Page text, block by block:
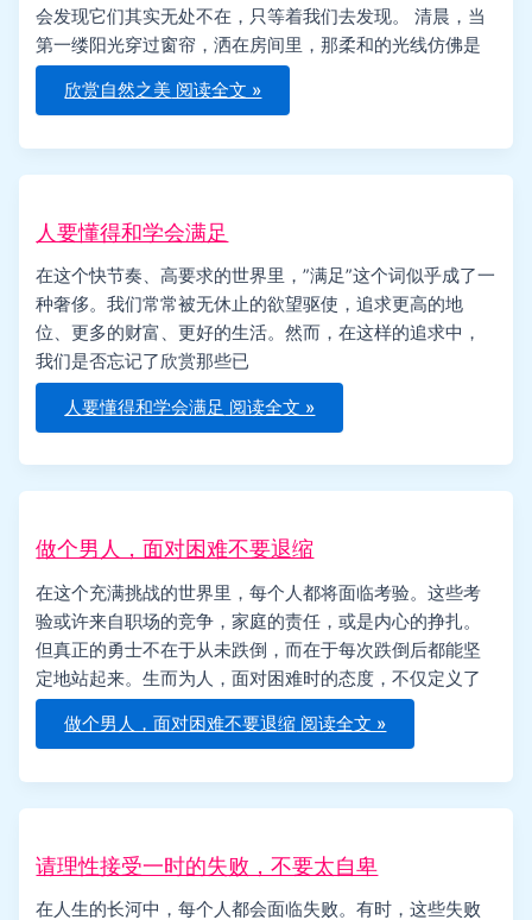
会发现它们其实无处不在，只等着我们去发现。 清晨，当
第一缕阳光穿过窗帘，洒在房间里，那柔和的光线仿佛是
欣赏自然之美 阅读全文 »
人要懂得和学会满足
在这个快节奏、高要求的世界里，”满足”这个词似乎成了一
种奢侈。我们常常被无休止的欲望驱使，追求更高的地
位、更多的财富、更好的生活。然而，在这样的追求中，
我们是否忘记了欣赏那些已
人要懂得和学会满足 阅读全文 »
做个男人，面对困难不要退缩
在这个充满挑战的世界里，每个人都将面临考验。这些考
验或许来自职场的竞争，家庭的责任，或是内心的挣扎。
但真正的勇士不在于从未跌倒，而在于每次跌倒后都能坚
定地站起来。生而为人，面对困难时的态度，不仅定义了
做个男人，面对困难不要退缩 阅读全文 »
请理性接受一时的失败，不要太自卑
在人生的长河中，每个人都会面临失败。有时，这些失败